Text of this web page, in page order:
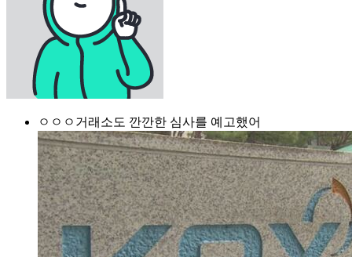
ㅇㅇㅇ거래소도 깐깐한 심사를 예고했어